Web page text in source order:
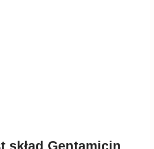
skład Gentamicin